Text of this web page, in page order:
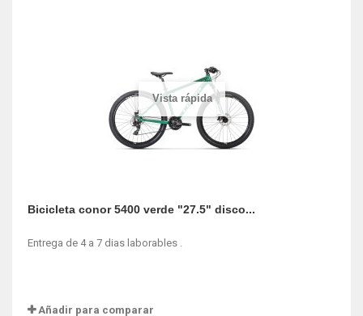
Vista rápida
Bicicleta conor 5400 verde "27.5" disco...
Entrega de 4 a 7 dias laborables .
Añadir para comparar